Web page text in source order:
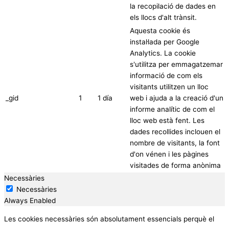
la recopilació de dades en
els llocs d'alt trànsit.
_gid 1 1 día
Aquesta cookie és
instal·lada per Google
Analytics. La cookie
s'utilitza per emmagatzemar
informació de com els
visitants utilitzen un lloc
web i ajuda a la creació d'un
informe analític de com el
lloc web està fent. Les
dades recollides inclouen el
nombre de visitants, la font
d'on vénen i les pàgines
visitades de forma anònima
Necessàries
Necessàries
Always Enabled
Les cookies necessàries són absolutament essencials perquè el